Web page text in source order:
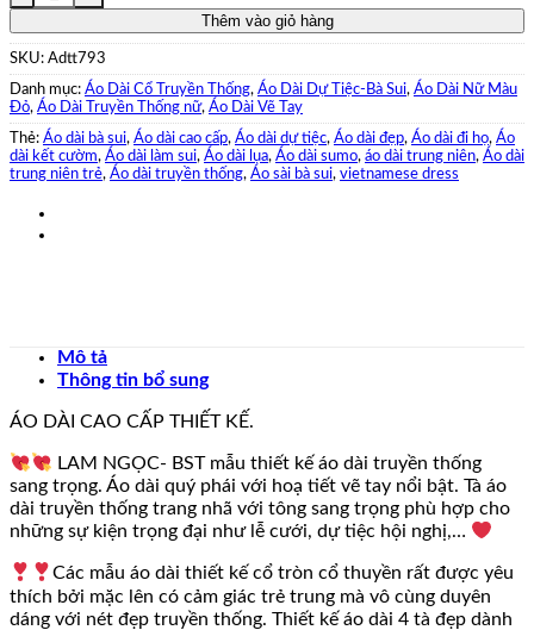
Thêm vào giỏ hàng
SKU: Adtt793
Danh mục: Áo Dài Cổ Truyền Thống, Áo Dài Dự Tiệc-Bà Sui, Áo Dài Nữ Màu
Đỏ, Áo Dài Truyền Thống nữ, Áo Dài Vẽ Tay
Thẻ: Áo dài bà sui, Áo dài cao cấp, Áo dài dự tiệc, Áo dài đẹp, Áo dài đi họ, Áo
dài kết cườm, Áo dài làm sui, Áo dài lụa, Áo dài sumo, áo dài trung niên, Áo dài
trung niên trẻ, Áo dài truyền thống, Áo sài bà sui, vietnamese dress
Mô tả
Thông tin bổ sung
ÁO DÀI CAO CẤP THIẾT KẾ.
LAM NGỌC- BST mẫu thiết kế áo dài truyền thống
sang trọng. Áo dài quý phái với hoạ tiết vẽ tay nổi bật. Tà áo
dài truyền thống trang nhã với tông sang trọng phù hợp cho
những sự kiện trọng đại như lễ cưới, dự tiệc hội nghị,…
Các mẫu áo dài thiết kế cổ tròn cổ thuyền rất được yêu
thích bởi mặc lên có cảm giác trẻ trung mà vô cùng duyên
dáng với nét đẹp truyền thống. Thiết kế áo dài 4 tà đẹp dành